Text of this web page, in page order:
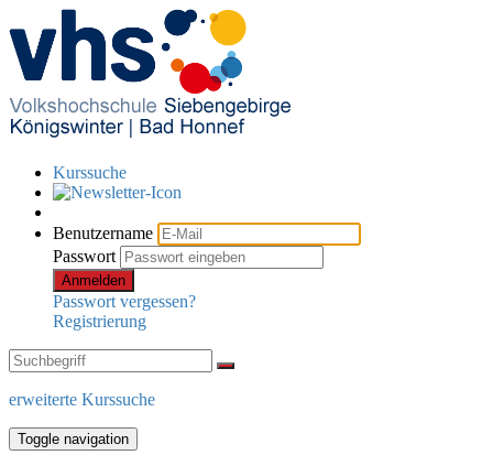
Kurssuche
Benutzername
Passwort
Anmelden
Passwort vergessen?
Registrierung
erweiterte Kurssuche
Toggle navigation